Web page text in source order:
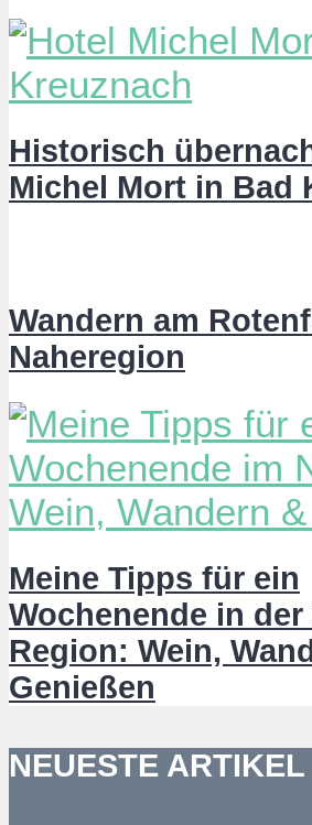
Historisch
Michel Mort in Bad
Wandern am
Naheregion
Meine Tipps für ein
Wochenende in der
Region: Wein,
Genießen
NEUESTE ARTIKEL